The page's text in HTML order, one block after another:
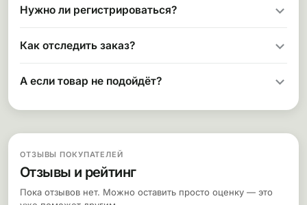
Нужно ли регистрироваться?
Как отследить заказ?
А если товар не подойдёт?
ОТЗЫВЫ ПОКУПАТЕЛЕЙ
Отзывы и рейтинг
Пока отзывов нет. Можно оставить просто оценку — это